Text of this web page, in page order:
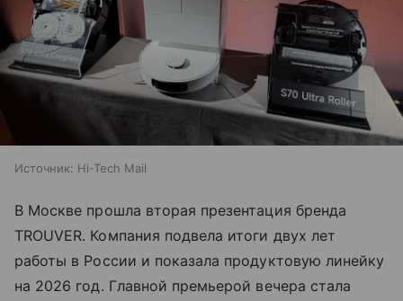
Источник: Hi-Tech Mail
В Москве прошла вторая презентация бренда
TROUVER. Компания подвела итоги двух лет
работы в России и показала продуктовую линейку
на 2026 год. Главной премьерой вечера стала